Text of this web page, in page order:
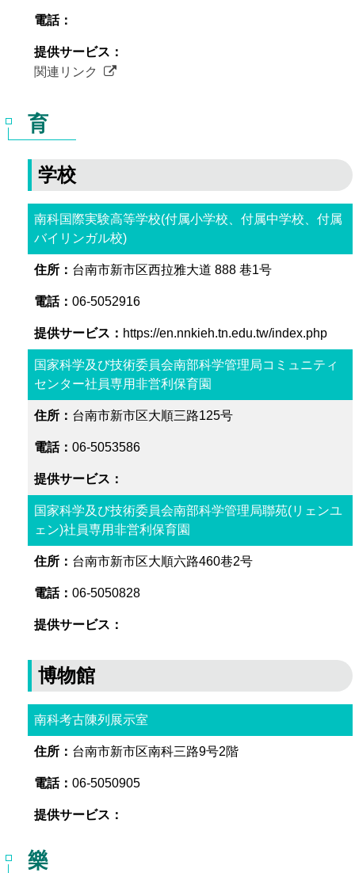
関連リンク
育
学校
南科国際実験高等学校(付属小学校、付属中学校、付属
バイリンガル校)
台南市新市区西拉雅大道 888 巷1号
06-5052916
https://en.nnkieh.tn.edu.tw/index.php
国家科学及び技術委員会南部科学管理局コミュニティ
センター社員専用非営利保育園
台南市新市区大順三路125号
06-5053586
国家科学及び技術委員会南部科学管理局聯苑(リェンユ
ェン)社員専用非営利保育園
台南市新市区大順六路460巷2号
06-5050828
博物館
南科考古陳列展示室
台南市新市区南科三路9号2階
06-5050905
樂